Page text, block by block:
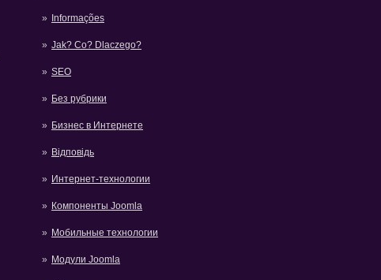
Informações
Jak? Co? Dlaczego?
SEO
Без рубрики
Бизнес в Интернете
Відповідь
Интернет-технологии
Компоненты Joomla
Мобильные технологии
Модули Joomla